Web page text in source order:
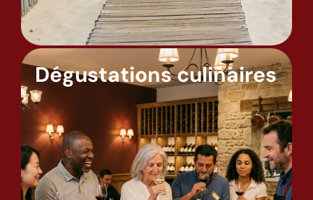
Dégustations culinaires